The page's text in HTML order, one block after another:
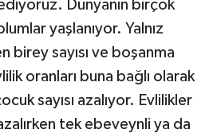
Dünyanın birçok
yaşlanıyor. Yalnız
birey sayısı ve boşanma
oranları buna bağlı olarak
sayısı azalıyor. Evlilikler
tek ebeveynli ya da